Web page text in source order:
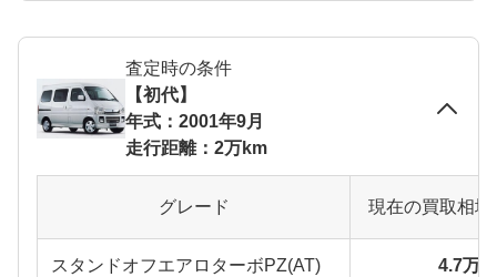
査定時の条件
【初代】
年式：2001年9月
走行距離：2万km
グレード 現在の買取相
スタンドオフエアロターボPZ(AT) 4.7万